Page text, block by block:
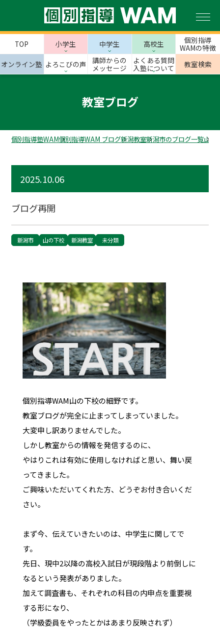
TOP 小学生 中学生 高校生
個別指導
WAMの特徴
オンライン塾 よろこびの声
講師からの
メッセージ
よくある質問
入塾について
教室検索
教室ブログ
個別指導塾WAM個別指導WAM ブログ新潟教室新潟市のブログ一覧山の
2025.10.06
ブログ再開
新潟市 山の下校 新潟教室 未分類
個別指導WAM山の下校の細野です。
教室ブログが完全に止まってしまっていました。
大変申し訳ありませんでした。
しかし教室からの情報を発信するのに、
やはりこれは有効に使用しなければと思い、舞い戻
ってきました。
ご興味いただいてくれた方、どうぞお付き合いくだ
さい。
まず今、伝えていきたいのは、中学生に関してで
す。
先日、現中2以降の高校入試日が現段階より前倒しに
なるという発表がありました。
加えて調査書も、それぞれの科目の内申点を重要視
する形になり、
（学級委員をやったとかはあまり反映されず）